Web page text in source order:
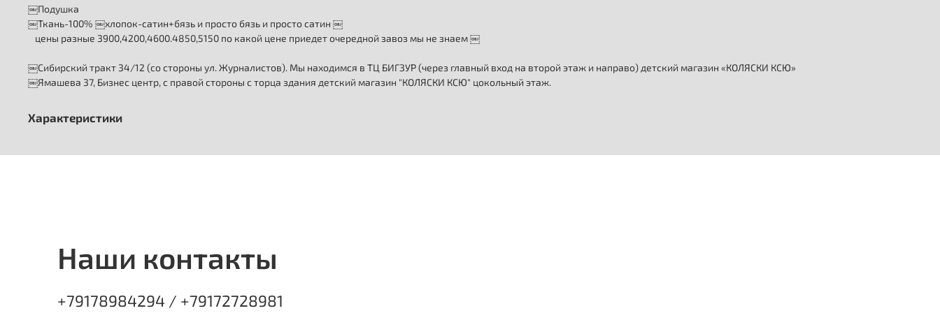
￼Подушка
￼Ткань-100% ￼хлопок-сатин+бязь и просто бязь и просто сатин ￼
⠀цены разные 3900,4200,4600.4850,5150 по какой цене приедет очередной завоз мы не знаем ￼
￼Сибирский тракт 34/12 (со стороны ул. Журналистов). Мы находимся в ТЦ БИГЗУР (через главный вход на второй этаж и направо) детский магазин «КОЛЯСКИ КСЮ»
￼Ямашева 37, Бизнес центр, с правой стороны с торца здания детский магазин "КОЛЯСКИ КСЮ" цокольный этаж.
Характеристики
Наши контакты
+79178984294 / +79172728981